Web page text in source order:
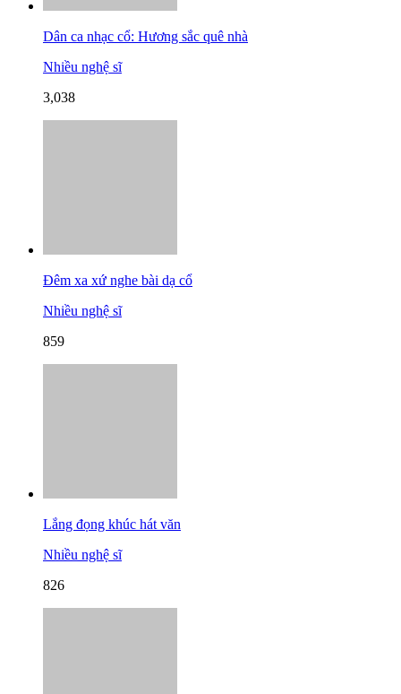
Dân ca nhạc cổ: Hương sắc quê nhà
Nhiều nghệ sĩ
3,038
Đêm xa xứ nghe bài dạ cổ
Nhiều nghệ sĩ
859
Lắng đọng khúc hát văn
Nhiều nghệ sĩ
826